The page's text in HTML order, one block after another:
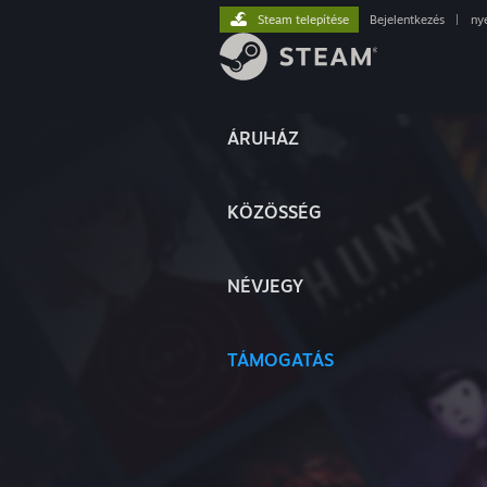
ÁRUHÁZ
KÖZÖSSÉG
NÉVJEGY
TÁMOGATÁS
Steam telepítése Bejelentkezés